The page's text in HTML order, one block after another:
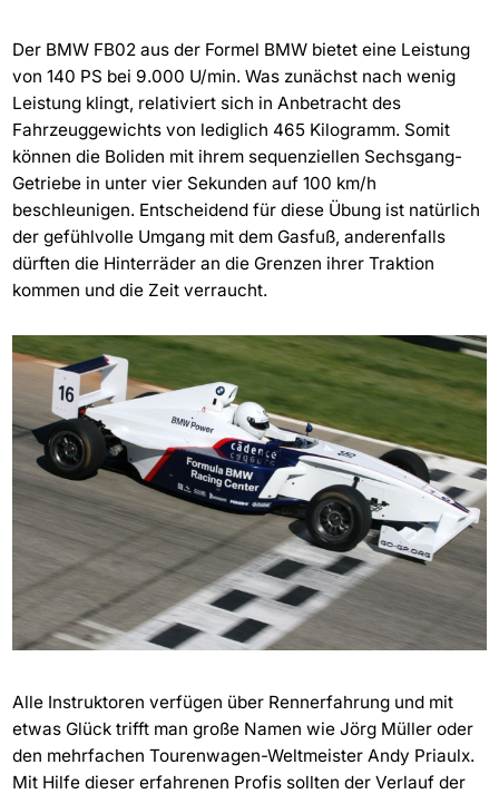
Der BMW FB02 aus der Formel BMW bietet eine Leistung
von 140 PS bei 9.000 U/min. Was zunächst nach wenig
Leistung klingt, relativiert sich in Anbetracht des
Fahrzeuggewichts von lediglich 465 Kilogramm. Somit
können die Boliden mit ihrem sequenziellen Sechsgang-
Getriebe in unter vier Sekunden auf 100 km/h
beschleunigen. Entscheidend für diese Übung ist natürlich
der gefühlvolle Umgang mit dem Gasfuß, anderenfalls
dürften die Hinterräder an die Grenzen ihrer Traktion
kommen und die Zeit verraucht.
Alle Instruktoren verfügen über Rennerfahrung und mit
etwas Glück trifft man große Namen wie Jörg Müller oder
den mehrfachen Tourenwagen-Weltmeister Andy Priaulx.
Mit Hilfe dieser erfahrenen Profis sollten der Verlauf der